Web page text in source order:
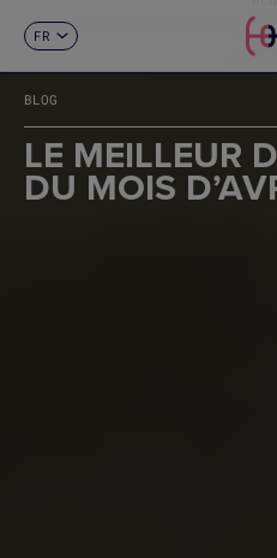
EN
FR
DE
IT
PT
BLOG
LE MEILLEUR
DU MOIS